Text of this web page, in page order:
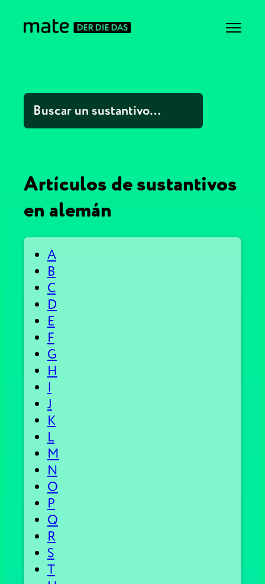
Artículos de sustantivos
en alemán
A
B
C
D
E
F
G
H
I
J
K
L
M
N
O
P
Q
R
S
T